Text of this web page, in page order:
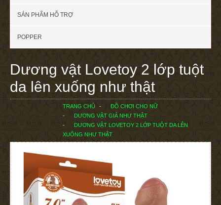
SẢN PHẨM HỖ TRỢ
POPPER
Dương vật Lovetoy 2 lớp tuột
da lên xuống như thật
TRANG CHỦ
ĐỒ CHƠI CHO NỮ
DƯƠNG VẬT GIẢ NHƯ THẬT
DƯƠNG VẬT LOVETOY 2 LỚP TUỘT DA LÊN
XUỐNG NHƯ THẬT